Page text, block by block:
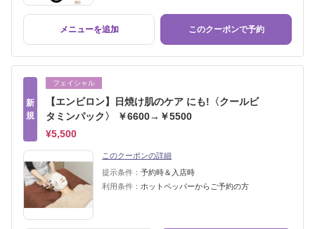
メニューを追加 このクーポンで予約
新
規
フェイシャル
【エンビロン】日焼け肌のケア にも!〈クールビ
タミンパック〉 ￥6600→￥5500
¥5,500
このクーポンの詳細
提示条件： 予約時＆入店時
利用条件： ホットペッパーからご予約の方